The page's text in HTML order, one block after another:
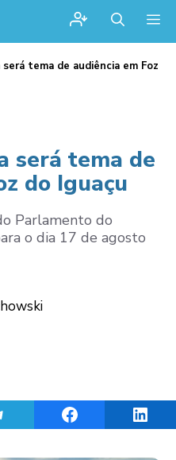
tema de audiência em Foz
será tema de
do Iguaçu
Parlamento do
o dia 17 de agosto
Share on TelegramShare on Facebook